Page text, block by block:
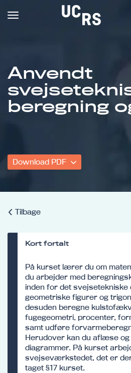
Om UCRS
Bliv faglært
Anvendt
beregning
Download PDF
Tilbage
Kort fortalt
På kurset lærer du om
du arbejder med
inden for det
geometriske figurer og
desuden beregne
fugegeometri, procenter,
samt udføre
Herudover kan du aflæse og
diagrammer. På kurset
svejseværkstedet, det er
taget §17 kurset.